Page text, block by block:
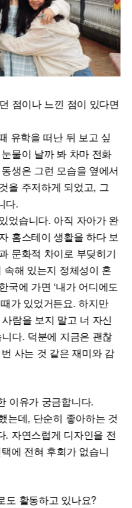
점이나 느낀 점이 있다면
유학을 떠난 뒤 보고 싶
물이 날까 봐 차마 전화
생은 그런 모습을 옆에서
을 주저하게 되었고, 그
다.
었습니다. 아직 자아가 완
홈스테이 생활을 하다 보
문화적 차이로 부딪히기
해 있는지 정체성이 혼
국에 가면 ‘내가 어디에도
가 있었거든요. 하지만
람을 보지 말고 너 자신
다. 덕분에 지금은 괜찮
사는 것 같은 재미와 감
이유가 궁금합니다.
는데, 단순히 좋아하는 것
. 자연스럽게 디자인을 전
에 전혀 후회가 없습니
도 활동하고 있나요?